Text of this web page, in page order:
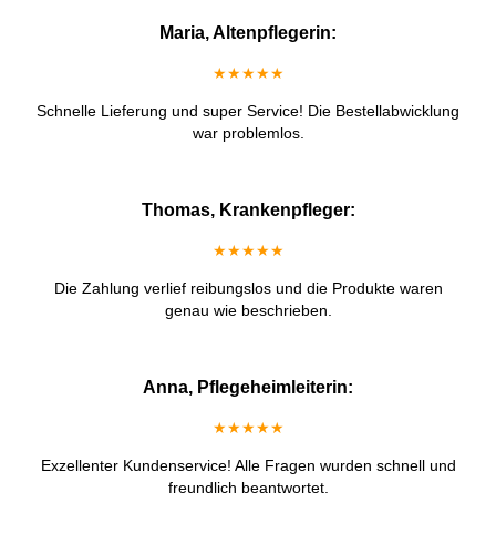
Maria, Altenpflegerin:
★★★★★
Schnelle Lieferung und super Service! Die Bestellabwicklung
war problemlos.
Thomas, Krankenpfleger:
★★★★★
Die Zahlung verlief reibungslos und die Produkte waren
genau wie beschrieben.
Anna, Pflegeheimleiterin:
★★★★★
Exzellenter Kundenservice! Alle Fragen wurden schnell und
freundlich beantwortet.